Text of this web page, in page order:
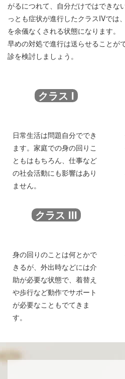
がるにつれて、自分だけではできな
っとも症状が進行したクラスIVでは
を余儀なくされる状態になります。
早めの対処で進行は送らせることが
診を検討しましょう。
クラス I
日常生活は問題自分ででき
ます。家庭での身の回りこ
ともはもちろん、仕事など
の社会活動にも影響はあり
ません。
クラス III
身の回りのことは何とかで
きるが、外出時などには介
助が必要な状態で、着替え
や歩行など動作でサポート
が必要なこともでてきま
す。